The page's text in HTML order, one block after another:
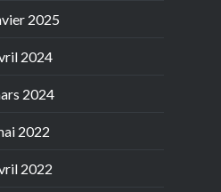
2025
2024
2024
2022
2022